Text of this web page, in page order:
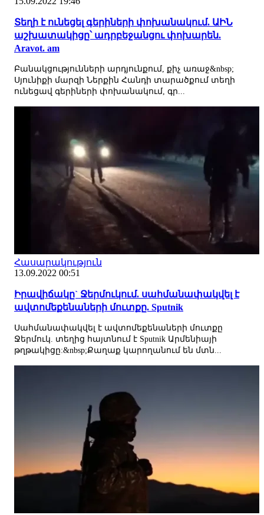
Տեղի է ունեցել գերիների փոխանակում. ԱԻՆ
աշխատակիցը՝ ադրբեջանցու փոխարեն.
Aravot. am
Բանակցությունների արդյունքում, քիչ առաջ&nbsp;
Սյունիքի մարզի Ներքին Հանդի տարածքում տեղի
ունեցավ գերիների փոխանակում, գր...
Հասարակություն
13.09.2022 00:51
Իրավիճակը` Ջերմուկում. սահմանափակվել է
ավտոմեքենաների մուտքը. Sputnik
Սահմանափակվել է ավտոմեքենաների մուտքը
Ջերմուկ. տեղից հայտնում է Sputnik Արմենիայի
թղթակիցը:&nbsp;Քաղաք կարողանում են մտն...